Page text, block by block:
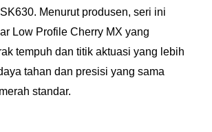
Menurut produsen, seri ini
Low Profile Cherry MX yang
tempuh dan titik aktuasi yang lebih
tahan dan presisi yang sama
standar.